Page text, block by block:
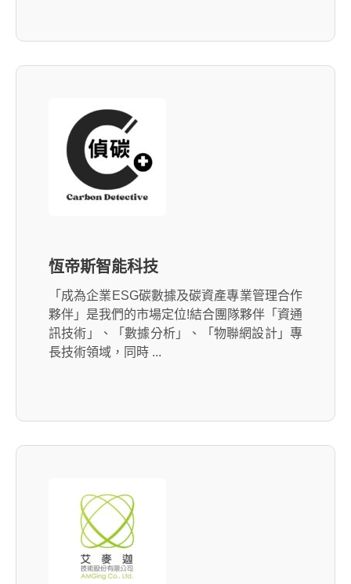
恆帝斯智能科技
「成為企業ESG碳數據及碳資產專業管理合作
夥伴」是我們的市場定位!結合團隊夥伴「資通
訊技術」、「數據分析」、「物聯網設計」專
長技術領域，同時 ...